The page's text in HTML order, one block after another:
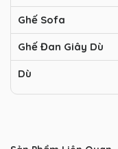
Ghế Sofa
Ghế Đan Giây Dù
Dù